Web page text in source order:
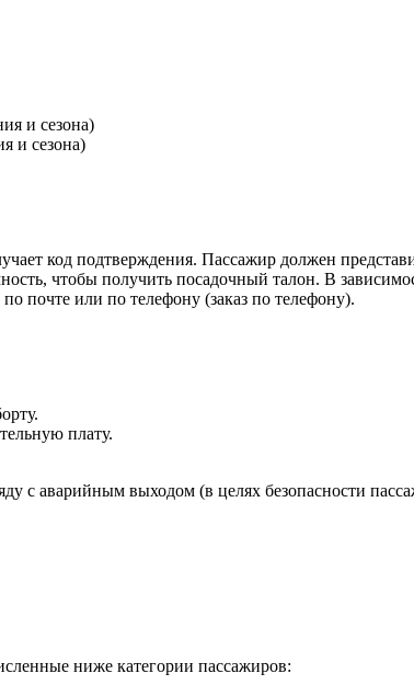
и сезона)
и сезона)
код подтверждения. Пассажир должен
чтобы получить посадочный талон. В
почте или по телефону (заказ по телефону).
плату.
с аварийным выходом (в целях безопасности
ниже категории пассажиров: